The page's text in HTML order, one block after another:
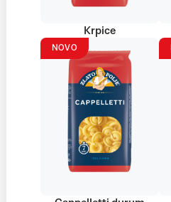
Krpice
NOVO